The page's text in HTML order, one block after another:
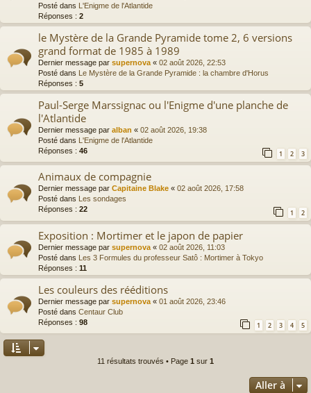
Posté dans L'Enigme de l'Atlantide
Réponses : 2
le Mystère de la Grande Pyramide tome 2, 6 versions
grand format de 1985 à 1989
Dernier message par supernova « 02 août 2026, 22:53
Posté dans Le Mystère de la Grande Pyramide : la chambre d'Horus
Réponses : 5
Paul-Serge Marssignac ou l'Enigme d'une planche de
l'Atlantide
Dernier message par alban « 02 août 2026, 19:38
Posté dans L'Enigme de l'Atlantide
Réponses : 46 1 2 3
Animaux de compagnie
Dernier message par Capitaine Blake « 02 août 2026, 17:58
Posté dans
Les sondages
Réponses : 22 1 2
Exposition : Mortimer et le japon de papier
Dernier message par supernova « 02 août 2026, 11:03
Posté dans Les 3 Formules du professeur Satô : Mortimer à Tokyo
Réponses : 11
Les couleurs des rééditions
Dernier message par supernova « 01 août 2026, 23:46
Posté dans Centaur Club
Réponses : 98 1 2 3 4 5
11 résultats trouvés • Page 1 sur 1
Aller à